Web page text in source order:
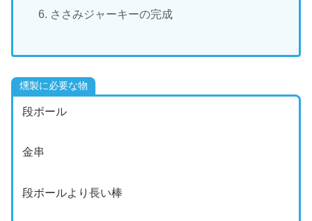
ささみジャーキーの完成
燻製に必要な物
段ボール
金串
段ボールより長い棒